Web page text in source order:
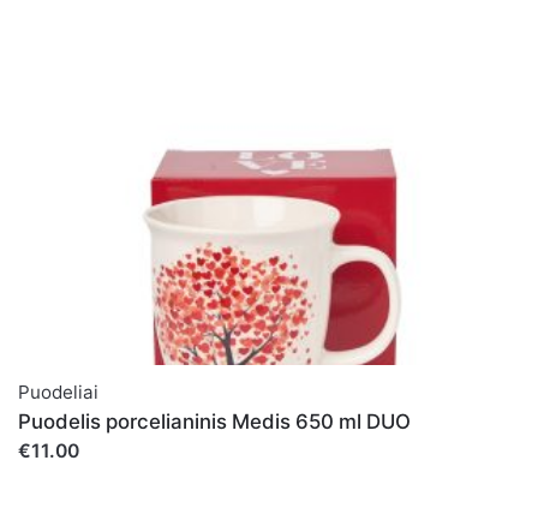
Puodeliai
Puodelis porcelianinis Medis 650 ml DUO
€11.00